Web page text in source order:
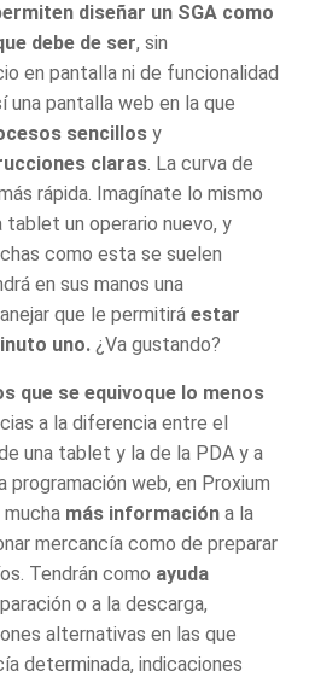
diseñar un SGA como
debe de ser, sin
en pantalla ni de funcionalidad
una pantalla web en la que
sencillos y
claras. La curva de
rápida. Imagínate lo mismo
tablet un operario nuevo, y
como esta se suelen
en sus manos una
que le permitirá estar
uno. ¿Va gustando?
que se equivoque lo menos
a la diferencia entre el
una tablet y la de la PDA y a
programación web, en Proxium
más información a la
mercancía como de preparar
Tendrán como ayuda
o a la descarga,
alternativas en las que
determinada, indicaciones